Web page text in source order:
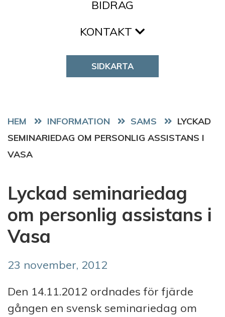
BIDRAG
KONTAKT
SIDKARTA
HEM SAMS
LYCKAD
SEMINARIEDAG OM PERSONLIG ASSISTANS I
VASA
Lyckad seminariedag
om personlig assistans i
Vasa
23 november, 2012
Den 14.11.2012 ordnades för fjärde
gången en svensk seminariedag om